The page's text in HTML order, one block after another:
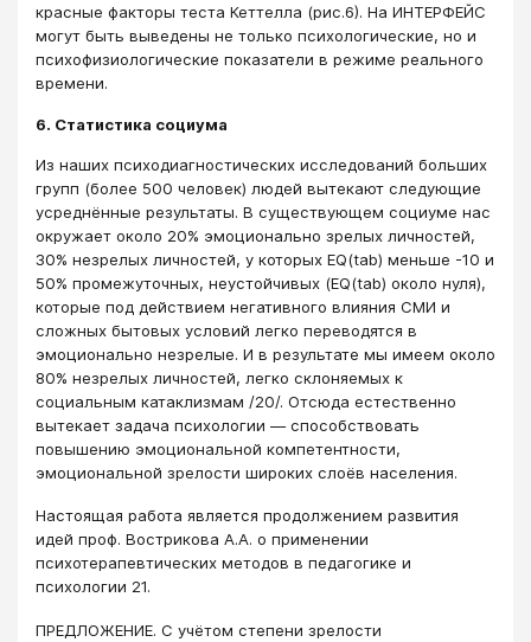
красные факторы теста Кеттелла (рис.6). На ИНТЕРФЕЙС
могут быть выведены не только психологические, но и
психофизиологические показатели в режиме реального
времени.
6. Статистика социума
Из наших психодиагностических исследований больших
групп (более 500 человек) людей вытекают следующие
усреднённые результаты. В существующем социуме нас
окружает около 20% эмоционально зрелых личностей,
30% незрелых личностей, у которых EQ(tab) меньше -10 и
50% промежуточных, неустойчивых (EQ(tab) около нуля),
которые под действием негативного влияния СМИ и
сложных бытовых условий легко переводятся в
эмоционально незрелые. И в результате мы имеем около
80% незрелых личностей, легко склоняемых к
социальным катаклизмам /20/. Отсюда естественно
вытекает задача психологии ― способствовать
повышению эмоциональной компетентности,
эмоциональной зрелости широких слоёв населения.
Настоящая работа является продолжением развития
идей проф. Вострикова А.А. о применении
психотерапевтических методов в педагогике и
психологии 21.
ПРЕДЛОЖЕНИЕ. С учётом степени зрелости